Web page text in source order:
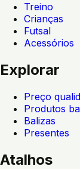
Treino
Crianças
Futsal
Acessórios
Explorar
Preço
Produtos
Balizas
Presentes
Atalhos